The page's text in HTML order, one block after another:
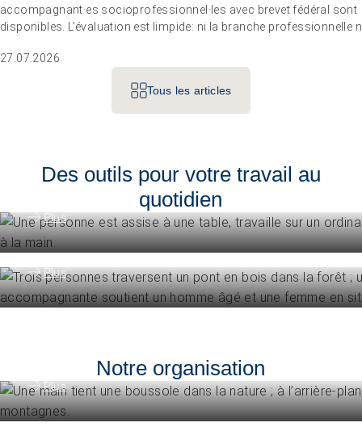
Congrès
Sans limites!? – Questionner, repousser et dépasser les
accompagnant·es socioprofessionnel·les avec brevet fédéral sont
disponibles. L’évaluation est limpide: ni la branche professionnelle
règlement d’examen dans les trois à quatre prochaines années.
les compétences opérationnelles et les conditions d’admission
27.07.2026
Tous les articles
Des outils pour votre travail au
quotidien
Outils de gestion d’entreprise
Plus
Accompagner les personnes
Ressources pour
Plus
Notre organisation
Plus
Engagement
Politique et positions